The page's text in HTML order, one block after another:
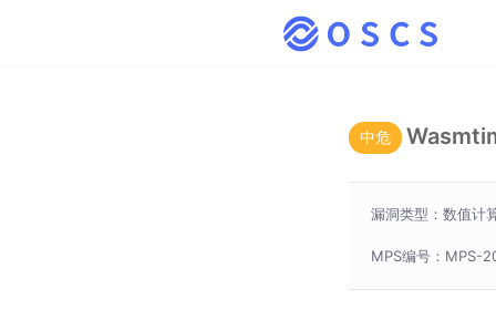
中危
漏洞类型：数值计
MPS编号：MPS-